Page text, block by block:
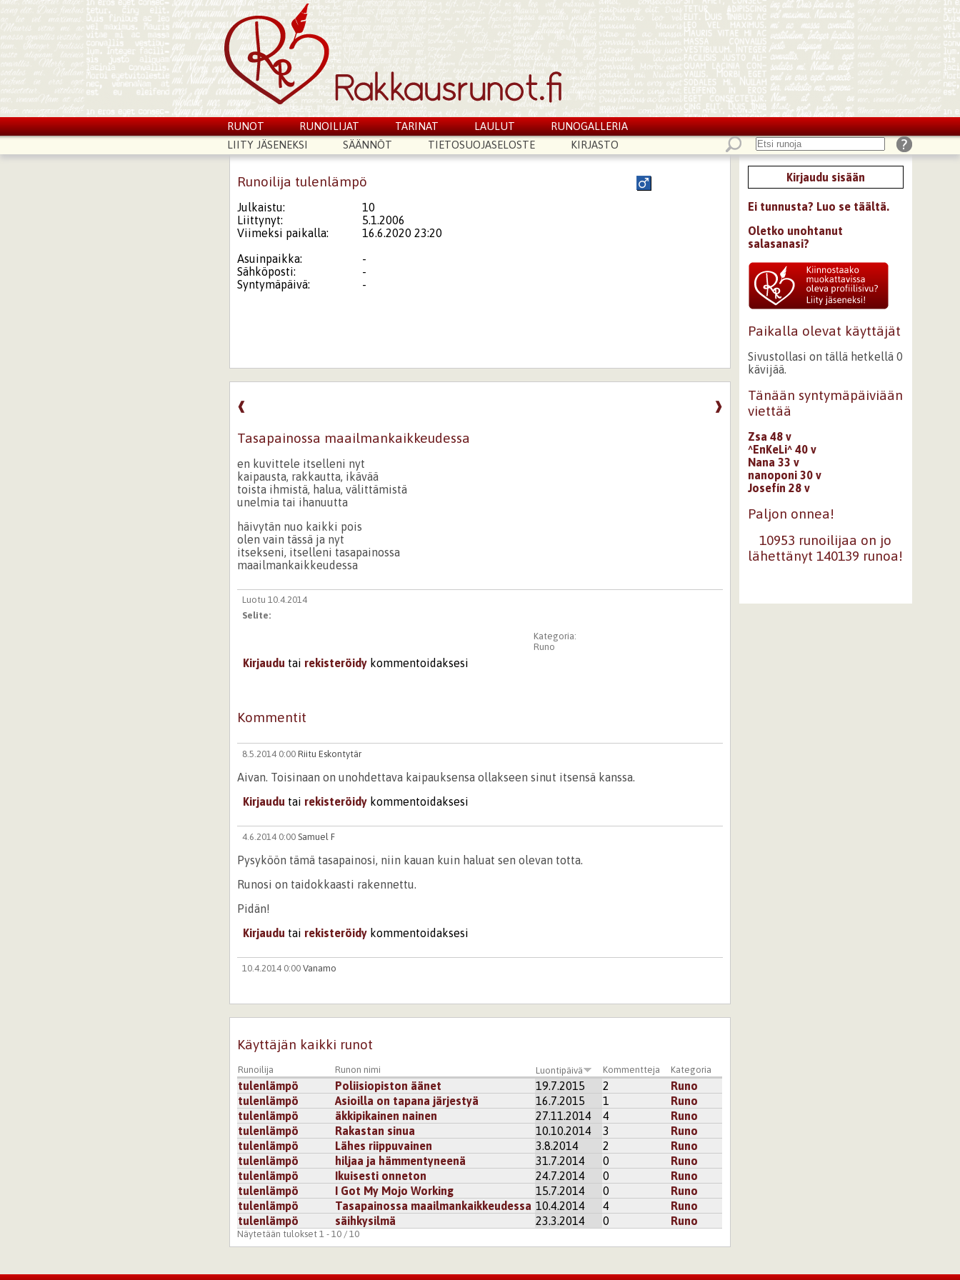
RUNOT RUNOILIJAT TARINAT LAULUT
RUNOGALLERIA
LIITY JÄSENEKSI
SÄÄNNÖT TIETOSUOJASELOSTE KIRJASTO
Runoilija tulenlämpö
Julkaistu:
10
Liittynyt:
5.1.2006
Viimeksi paikalla:
16.6.2020 23:20
Asuinpaikka:
-
Sähköposti:
-
Syntymäpäivä:
-
❱
❰
Tasapainossa maailmankaikkeudessa
en kuvittele itselleni nyt
kaipausta, rakkautta, ikävää
toista ihmistä, halua, välittämistä
unelmia tai ihanuutta
häivytän nuo kaikki pois
olen vain tässä ja nyt
itsekseni, itselleni tasapainossa
maailmankaikkeudessa
Luotu 10.4.2014
Selite:
Kategoria:
Runo
Kirjaudu tai rekisteröidy kommentoidaksesi
Kommentit
8.5.2014 0:00 Riitu Eskontytär
Aivan. Toisinaan on unohdettava kaipauksensa ollakseen sinut itsensä kanssa.
Kirjaudu tai rekisteröidy kommentoidaksesi
4.6.2014 0:00 Samuel F
Pysyköön tämä tasapainosi, niin kauan kuin haluat sen olevan totta.
Runosi on taidokkaasti rakennettu.
Pidän!
Kirjaudu tai rekisteröidy kommentoidaksesi
10.4.2014 0:00 Vanamo
annettavaa toisellekin, jos siltä tuntuu.
10.11.2014 0:00
*Tykkäys* Tässä ja nyt on hyvä, riittää toistaiseksi.
Kirjaudutairekisteröidykommentoidaksesi
Käyttäjän kaikki runot
Runoilija Runon nimi Luontipäivä Kommentteja Kategoria
tulenlämpö Poliisiopiston äänet 19.7.2015 2
Runo
tulenlämpö
Asioilla on tapana järjestyä 16.7.2015 1
Runo
tulenlämpö
äkkipikainen nainen 27.11.2014 4
Runo
tulenlämpö
Rakastan sinua 10.10.2014 3
Runo
tulenlämpö
Lähes riippuvainen 3.8.2014 2
Runo
tulenlämpö
hiljaa ja hämmentyneenä 31.7.2014 0
Runo
tulenlämpö
Ikuisesti onneton 24.7.2014 0
Runo
tulenlämpö
I Got My Mojo Working 15.7.2014 0
Runo
tulenlämpö
Tasapainossa maailmankaikkeudessa 10.4.2014 4
Runo
tulenlämpö
säihkysilmä 23.3.2014 0 Runo
Näytetään tulokset 1 - 10 / 10
Kirjaudu sisään
Ei tunnusta? Luo se täältä.
Oletko unohtanut
salasanasi?
Paikalla olevat käyttäjät
Sivustollasi on tällä hetkellä 0
kävijää.
Tänään syntymäpäiviään
viettää
Zsa 48 v
^EnKeLi^ 40 v
Nana 33 v
nanoponi 30 v
Josefín 28 v
Paljon onnea!
10953 runoilijaa on jo
lähettänyt 140139 runoa!